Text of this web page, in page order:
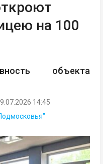
на 100
объекта
14:45